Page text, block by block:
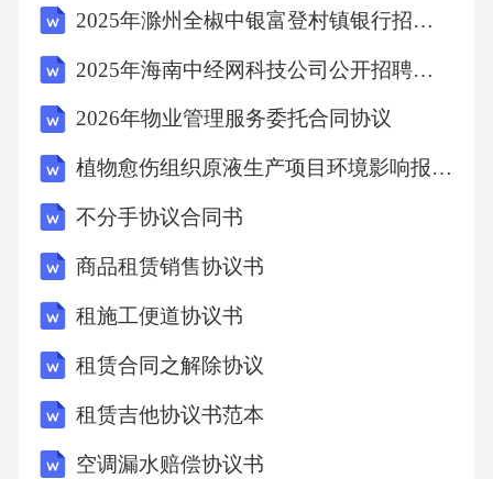
括清洁厨房设备内部、墙角、排水沟等易藏污
纳垢的地方。02每月清洁每月进行全面清洁，
包括清洗油烟管道、排风系统等高难度区域，
以及整理、归纳厨房用品。03厨师在烹饪过程
中需保持个人卫生，并在工作前、中、后清洗
手部，确保食品不受污染。厨师职责安排专职
和周期性清洁。清洁人员职责卫生管理人员负
责监督卫生执行情况，定期组织卫生检查，及
时纠正问题。卫生管理
2025年滁州全椒中银富登村镇银行招聘8人笔试历年典型考题及考点剖析附带答案详解
2025年海南中经网科技公司公开招聘笔试历年备考题库附带答案详解
2026年物业管理服务委托合同协议
植物愈伤组织原液生产项目环境影响报告表
不分手协议合同书
商品租赁销售协议书
租施工便道协议书
租赁合同之解除协议
租赁吉他协议书范本
空调漏水赔偿协议书